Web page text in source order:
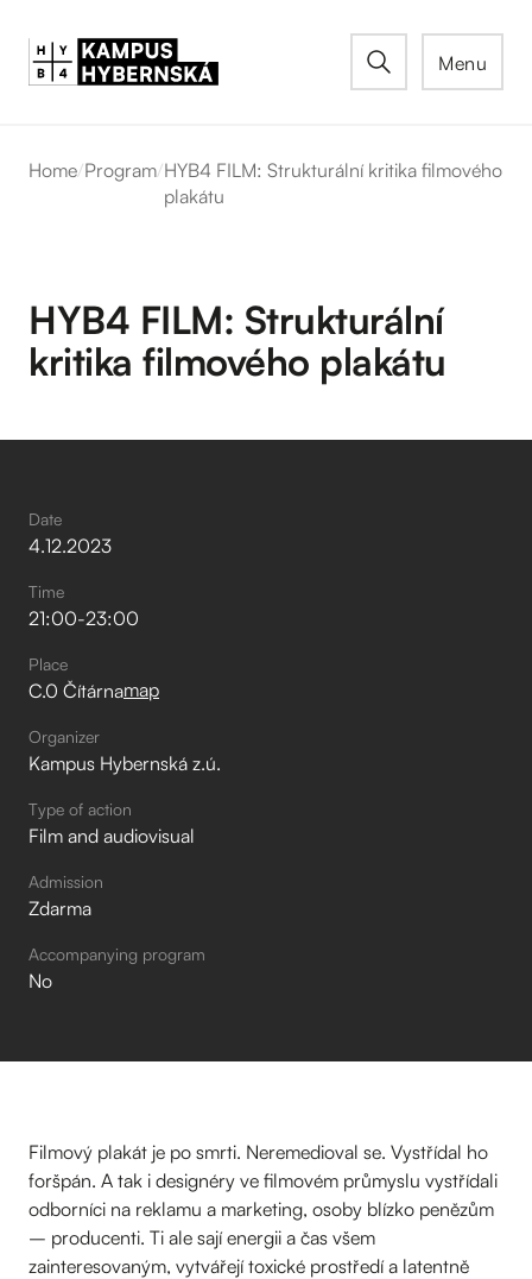
Menu
Home/Program/HYB4 FILM: Strukturální kritika filmového
plakátu
HYB4 FILM: Strukturální
kritika filmového plakátu
Date
4.12.2023
Time
21:00-23:00
Place
C.0 Čítárnamap
Organizer
Kampus Hybernská z.ú.
Type of action
Film and audiovisual
Admission
Zdarma
Accompanying program
No
Filmový plakát je po smrti. Neremedioval se. Vystřídal ho
foršpán. A tak i designéry ve filmovém průmyslu vystřídali
odborníci na reklamu a marketing, osoby blízko penězům
– producenti. Ti ale sají energii a čas všem
zainteresovaným, vytvářejí toxické prostředí a latentně